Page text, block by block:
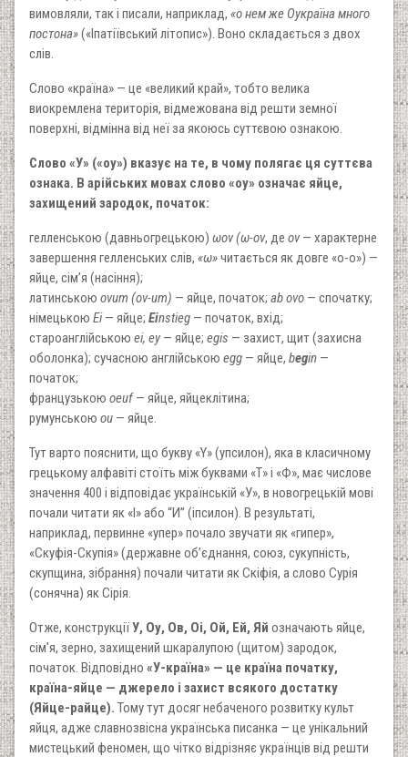
вимовляли, так і писали, наприклад, «о нем же Оукраїна много
постона»(«Іпатіївський літопис»). Воно складається з двох
слів.
Слово «країна» — це «великий край», тобто велика
виокремлена територія, відмежована від решти земної
поверхні, відмінна від неї за якоюсь суттєвою ознакою.
Слово «У» («оу») вказує на те, в чому полягає ця суттєва
ознака. В арійських мовах слово «оу» означає яйце,
захищений зародок, початок:
гелленською (давньогрецькою) ωον (ω-ον, де ον— характерне
завершення гелленських слів, «ω»читається як довге «о-о») —
яйце, сім’я (насіння);
латинською ovum (ov-um) — яйце, початок; ab ovo — спочатку;
німецькою Ei— яйце; Einstieg — початок, вхід;
староанглійською ei, ey— яйце; egis — захист, щит (захисна
оболонка); сучасною англійською egg — яйце, begin —
початок;
французькою oeuf— яйце, яйцеклітина;
румунською ou — яйце.
Тут варто пояснити, що букву «Υ» (упсилон), яка в класичному
грецькому алфавіті стоїть між буквами «Т» і «Ф», має числове
значення 400 і відповідає українській «У», в новогрецькій мові
почали читати як «І» або “И” (іпсилон). В результаті,
наприклад, первинне «упер» почало звучати як «гипер»,
«Скуфія-Скупія» (державне об’єднання, союз, сукупність,
скупщина, зібрання) почали читати як Скіфія, а слово Сурія
(сонячна) як Сірія.
Отже, конструкціїУ, Оу, Ов, Оі, Ой, Ей, Яй означають яйце,
сім’я, зерно, захищений шкаралупою (щитом) зародок,
початок. Відповідно «У-країна» — це країна початку,
країна-яйце — джерело і захист всякого достатку
(Яйце-райце). Тому тут досяг небаченого розвитку культ
яйця, адже славнозвісна українська писанка — це унікальний
мистецький феномен, що чітко відрізняє українців від решти